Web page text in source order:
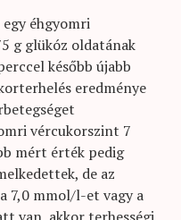
éhgyomri
g glükóz oldatának
később újabb
eredménye
vércukorszint 7
mért érték pedig
de az
7,0 mmol/l-et vagy a